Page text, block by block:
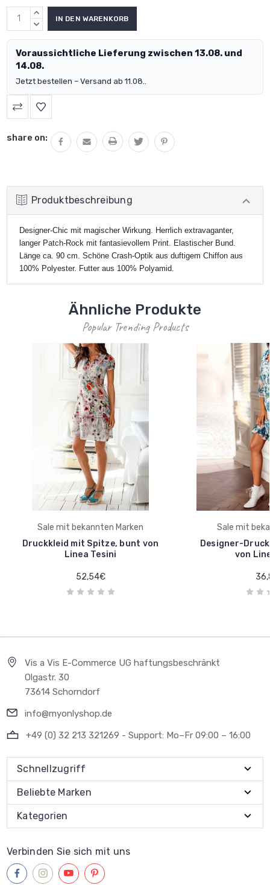
MENGE
ERHÖHEN:
MENGE
Voraussichtliche Lieferung zwischen 13.08. und
14.08.
Jetzt bestellen – Versand ab 11.08..
share on:
Produktbeschreibung
Designer-Chic mit magischer Wirkung. Herrlich extravaganter,
langer Patch-Rock mit fantasievollem Print. Elastischer Bund.
Länge ca. 90 cm. Schöne Crash-Optik aus duftigem Chiffon aus
100% Polyester. Futter aus 100% Polyamid.
Ähnliche Produkte
Popular Trending Products
Sale mit bekannten Marken
Druckkleid mit Spitze, bunt von
Linea Tesini
52,54€
Sale mit
Designer-
von
Vis a Vis E-Commerce UG haftungsbeschränkt
Olgastr. 30
73614 Schorndorf
info@myonlyshop.de
+49 (0) 32 213 321269 - Support: Mo–Fr 09:00 – 16:00
Schnellzugriff
Beliebte Marken
Kategorien
Verbinden Sie sich mit uns